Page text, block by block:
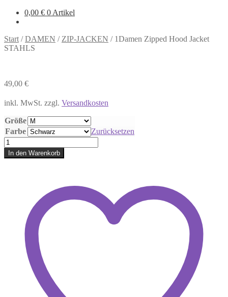
0,00 € 0 Artikel
Start /DAMEN / ZIP-JACKEN / 1Damen Zipped Hood Jacket
STAHLS
49,00 €
inkl. MwSt. zzgl. Versandkosten
Größe
Farbe
Zurücksetzen
1Damen
Zipped
Hood
In den Warenkorb